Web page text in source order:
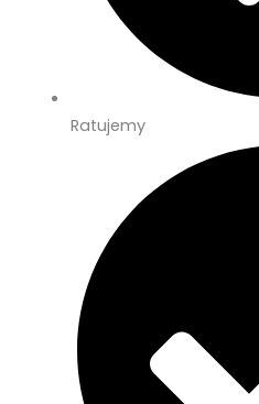
Ratujemy